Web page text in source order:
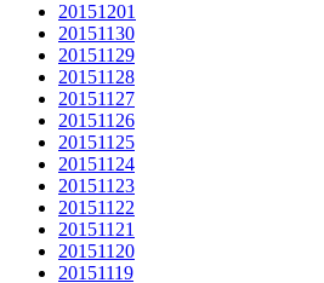
20151201
20151130
20151129
20151128
20151127
20151126
20151125
20151124
20151123
20151122
20151121
20151120
20151119